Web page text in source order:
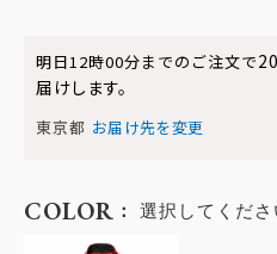
明日12時00分までのご注文で
届けします。
東京都 お届け先を変更
COLOR 選択してくださ